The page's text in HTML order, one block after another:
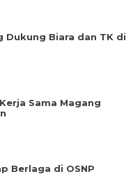
Dukung Biara dan TK di
Sama Magang
Berlaga di OSNP